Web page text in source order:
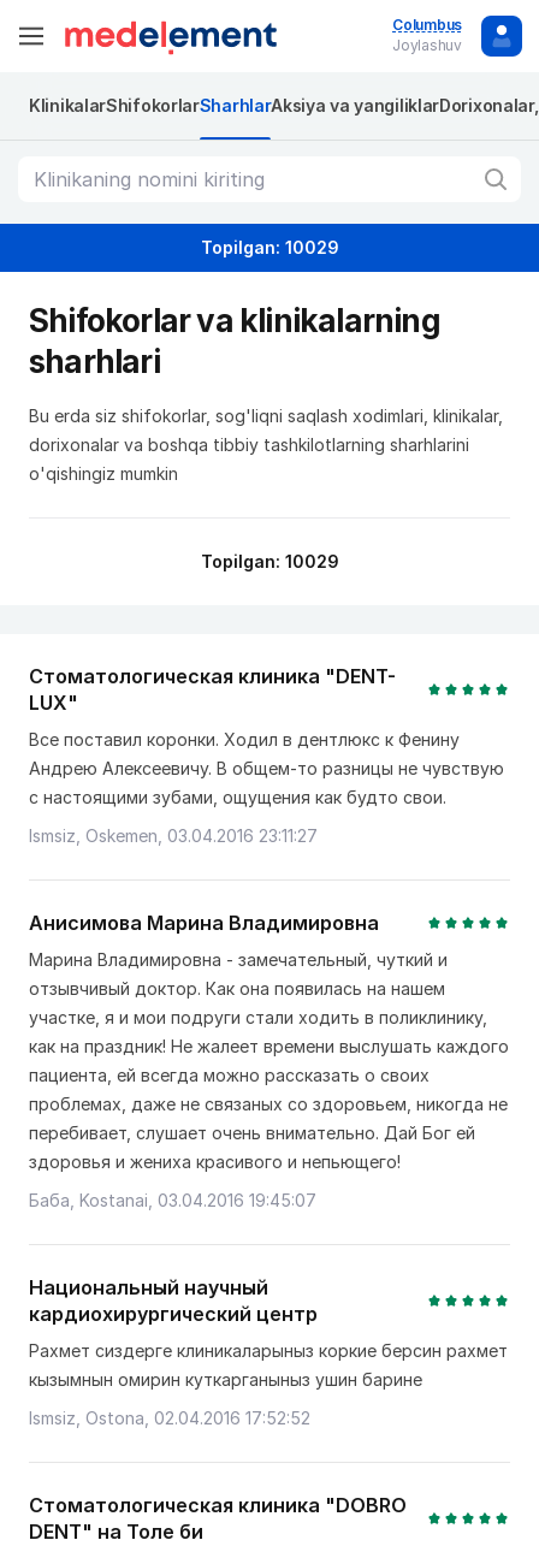
Columbus
Joylashuv
KlinikalarShifokorlarSharhlarAksiya va yangiliklar
Topilgan: 10029
Shifokorlar va klinikalarning
sharhlari
Bu erda siz shifokorlar, sog'liqni saqlash xodimlari, klinikalar,
dorixonalar va boshqa tibbiy tashkilotlarning sharhlarini
o'qishingiz mumkin
Topilgan: 10029
Стоматологическая клиника "DENT-
LUX"
Все поставил коронки. Ходил в дентлюкс к Фенину
Андрею Алексеевичу. В общем-то разницы не чувствую
с настоящими зубами, ощущения как будто свои.
Ismsiz, Oskemen, 03.04.2016 23:11:27
Анисимова Марина Владимировна
Марина Владимировна - замечательный, чуткий и
отзывчивый доктор. Как она появилась на нашем
участке, я и мои подруги стали ходить в поликлинику,
как на праздник! Не жалеет времени выслушать каждого
пациента, ей всегда можно рассказать о своих
проблемах, даже не связаных со здоровьем, никогда не
перебивает, слушает очень внимательно. Дай Бог ей
здоровья и жениха красивого и непьющего!
Баба, Kostanai, 03.04.2016 19:45:07
Национальный научный
кардиохирургический центр
Рахмет сиздерге клиникаларыныз коркие берсин рахмет
кызымнын омирин куткарганыныз ушин барине
Ismsiz, Ostona, 02.04.2016 17:52:52
Стоматологическая клиника "DOBRO
DENT" на Толе би